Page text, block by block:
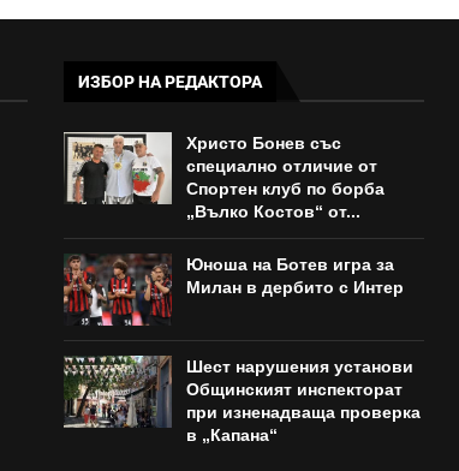
ИЗБОР НА РЕДАКТОРА
Христо Бонев със
специално отличие от
Спортен клуб по борба
„Вълко Костов“ от...
Юноша на Ботев игра за
Милан в дербито с Интер
Шест нарушения установи
Общинският инспекторат
при изненадваща проверка
в „Капана“